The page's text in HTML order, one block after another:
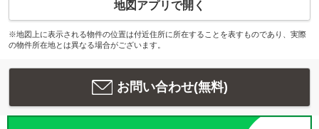
地図アプリで開く
※地図上に表示される物件の位置は付近住所に所在することを表すものであり、実際
の物件所在地とは異なる場合がございます。
お問い合わせ(無料)